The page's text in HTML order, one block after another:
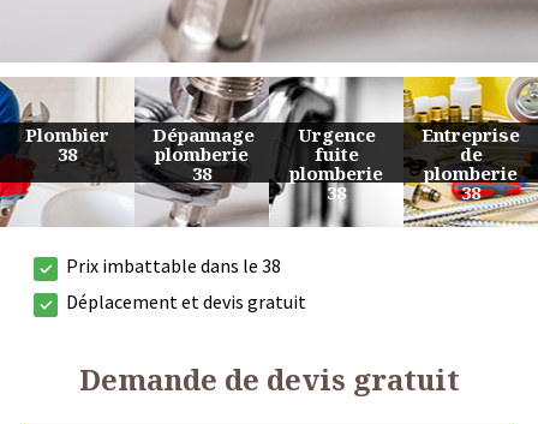
Urgence
fuite
plomberie
38
Entreprise
de
plomberie
38
Travaux
de
plomberie
38
Devis
plomberie
38
Prix imbattable dans le 38
Déplacement et devis gratuit
Demande de devis gratuit